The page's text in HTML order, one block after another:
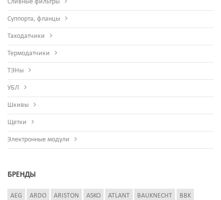
Сливные фильтры
Суппорта, фланцы
Таходатчики
Термодатчики
ТЭНы
УБЛ
Шкивы
Щетки
Электронные модули
БРЕНДЫ
AEG ARDO ARISTON ASKO ATLANT BAUKNECHT BBK